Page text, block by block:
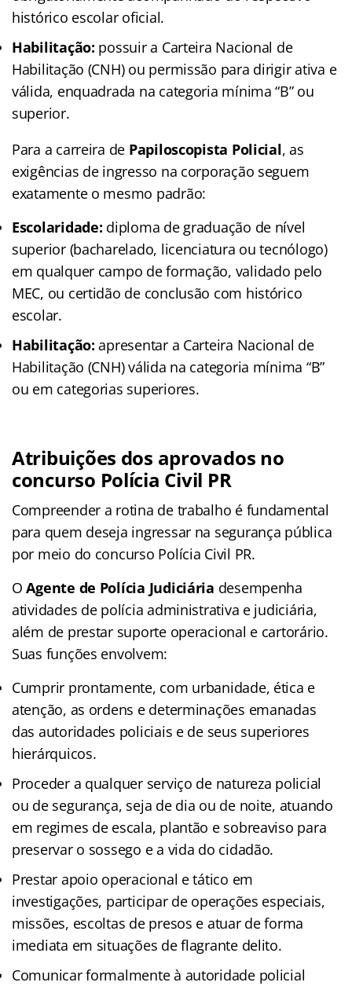
histórico escolar oficial.
Habilitação: possuir a Carteira Nacional de
Habilitação (CNH) ou permissão para dirigir ativa e
válida, enquadrada na categoria mínima “B” ou
superior.
Para a carreira de Papiloscopista Policial, as
exigências de ingresso na corporação seguem
exatamente o mesmo padrão:
Escolaridade: diploma de graduação de nível
superior (bacharelado, licenciatura ou tecnólogo)
em qualquer campo de formação, validado pelo
MEC, ou certidão de conclusão com histórico
escolar.
Habilitação: apresentar a Carteira Nacional de
Habilitação (CNH) válida na categoria mínima “B”
ou em categorias superiores.
Atribuições dos aprovados no
concurso Polícia Civil PR
Compreender a rotina de trabalho é fundamental
para quem deseja ingressar na segurança pública
por meio do concurso Polícia Civil PR.
OAgente de Polícia Judiciária desempenha
atividades de polícia administrativa e judiciária,
além de prestar suporte operacional e cartorário.
Suas funções envolvem:
Cumprir prontamente, com urbanidade, ética e
atenção, as ordens e determinações emanadas
das autoridades policiais e de seus superiores
hierárquicos.
Proceder a qualquer serviço de natureza policial
ou de segurança, seja de dia ou de noite, atuando
em regimes de escala, plantão e sobreaviso para
preservar o sossego e a vida do cidadão.
Prestar apoio operacional e tático em
investigações, participar de operações especiais,
missões, escoltas de presos e atuar de forma
imediata em situações de flagrante delito.
Comunicar formalmente à autoridade policial